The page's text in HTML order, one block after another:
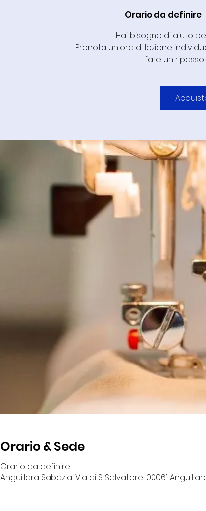
Orario da definire
  |
Hai bisogno di aiuto
Prenota un'ora di lezione
fare un
Orario & Sede
Orario da definire
Anguillara Sabazia, Via di S. Salvatore, 00061